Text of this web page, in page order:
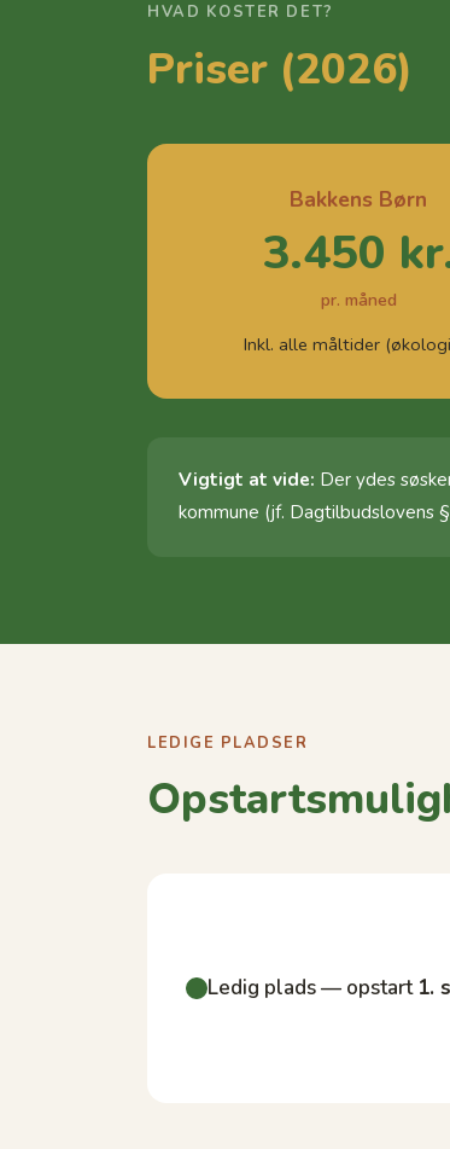
HVAD KOSTER DET?
Priser (2026)
Bakkens Børn
3.450
pr. måned
Inkl. alle måltider
Vigtigt at vide: Der ydes
kommune (jf. Dagtilbudslovens
LEDIGE PLADSER
Ledig plads — opstart 1.